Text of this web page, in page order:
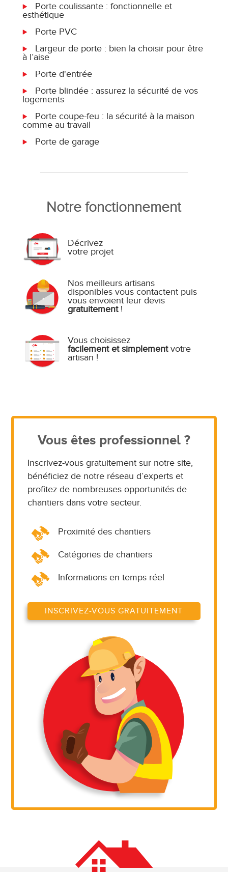
Porte coulissante : fonctionnelle et
esthétique
Porte PVC
Largeur de porte : bien la choisir pour être
à l’aise
Porte d'entrée
Porte blindée : assurez la sécurité de vos
logements
Porte coupe-feu : la sécurité à la maison
comme au travail
Porte de garage
Notre fonctionnement
Décrivez
votre projet
Nos meilleurs artisans
disponibles vous contactent puis
vous envoient leur devis
gratuitement!
Vous choisissez
facilement et simplementvotre
artisan !
Vous êtes professionnel ?
Inscrivez-vous gratuitement sur notre site,
bénéficiez de notre réseau d’experts et
profitez de nombreuses opportunités de
chantiers dans votre secteur.
Proximité des chantiers
Catégories de chantiers
Informations en temps réel
INSCRIVEZ-VOUS GRATUITEMENT